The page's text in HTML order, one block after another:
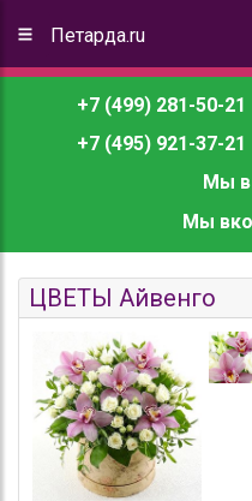
Петарда.ru
+7 (499) 281-50-21
+7 (495) 921-37-21
Мы в
Мы
ЦВЕТЫ Айвенго